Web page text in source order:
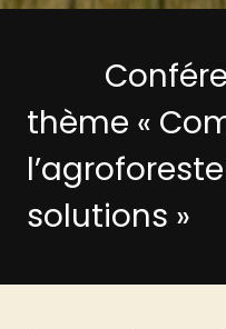
Conférence sur le
thème «
solutions »